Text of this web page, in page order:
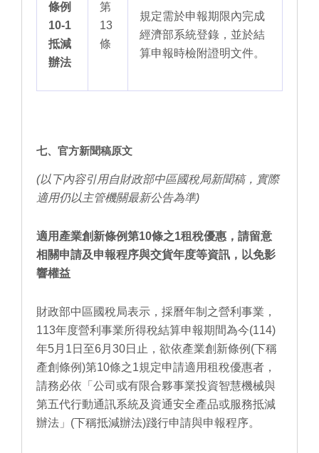
條例
10-1
抵減
辦法
第
13
條
規定需於申報期限內完成
經濟部系統登錄，並於結
算申報時檢附證明文件。
七、官方新聞稿原文
(以下內容引用自財政部中區國稅局新聞稿，實際
適用仍以主管機關最新公告為準)
適用產業創新條例第10條之1租稅優惠，請留意
相關申請及申報程序與交貨年度等資訊，以免影
響權益
財政部中區國稅局表示，採曆年制之營利事業，
113年度營利事業所得稅結算申報期間為今(114)
年5月1日至6月30日止，欲依產業創新條例(下稱
產創條例)第10條之1規定申請適用租稅優惠者，
請務必依「公司或有限合夥事業投資智慧機械與
第五代行動通訊系統及資通安全產品或服務抵減
辦法」(下稱抵減辦法)踐行申請與申報程序。